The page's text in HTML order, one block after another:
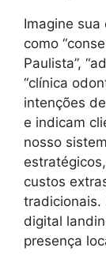
Imagine
como
Paulista”,
“clínica
intenções
e indicam
nosso
custos
tradicionais.
digital
presença